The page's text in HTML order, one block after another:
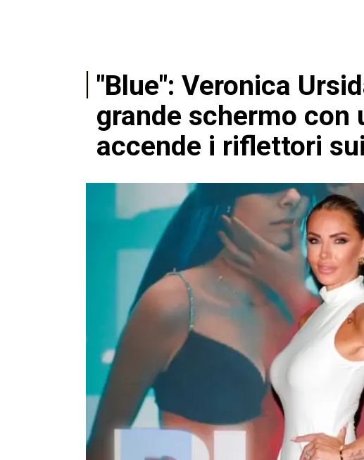
"Blue": Veronica
grande schermo con
accende i riflettori